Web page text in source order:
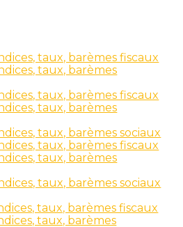
taux, barèmes fiscaux
taux, barèmes
taux, barèmes fiscaux
taux, barèmes
taux, barèmes sociaux
taux, barèmes fiscaux
taux, barèmes
taux, barèmes sociaux
taux, barèmes fiscaux
taux, barèmes